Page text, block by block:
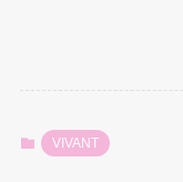
VIVANT